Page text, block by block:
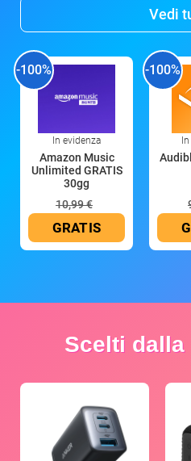
Vedi
-100%
In evidenza
Amazon Music
Unlimited GRATIS
30gg
10,99 €
GRATIS
-100%
Scelti dalla